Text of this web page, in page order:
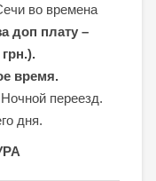
во времена
доп плату –
время.
переезд.
дня.